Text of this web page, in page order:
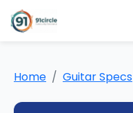
Home Guitar Specs